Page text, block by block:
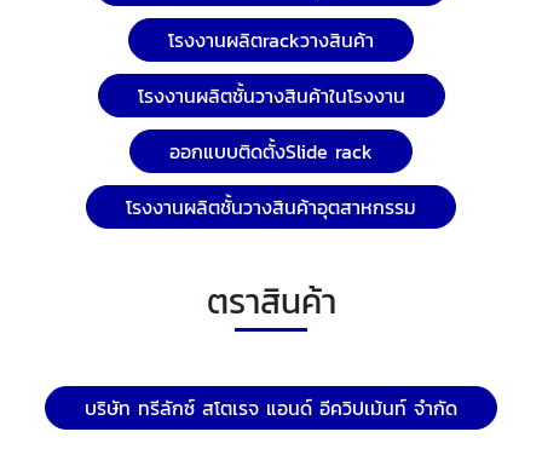
โรงงานผลิตrackวางสินค้า
โรงงานผลิตชั้นวางสินค้าในโรงงาน
ออกแบบติดตั้งSlide rack
โรงงานผลิตชั้นวางสินค้าอุตสาหกรรม
ตราสินค้า
บริษัท ทรีลักซ์ สโตเรจ แอนด์ อีควิปเม้นท์ จำกัด